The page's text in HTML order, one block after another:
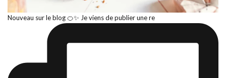
Nouveau sur le blog 🍊✨ Je viens de publier une re